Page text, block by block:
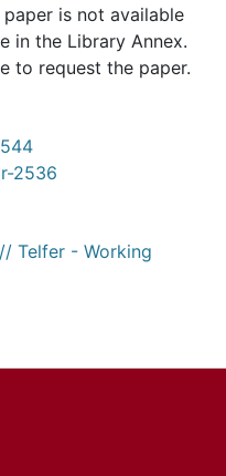
is not available
in the Library Annex.
to request the paper.
2536
Telfer - Working